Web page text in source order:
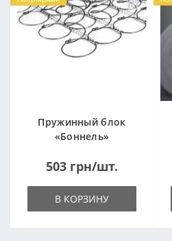
Пружинный блок
«Боннель»
503 грн/шт.
В КОРЗИНУ